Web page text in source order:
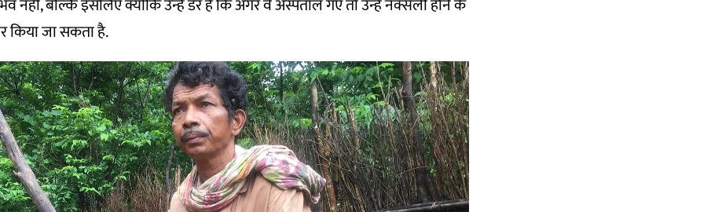
नहीं, बल्कि इसलिए क्योंकि उन्हें डर हैं कि अगर वे अस्पताल गए तो उन्हें नक्सली होने के
किया जा सकता है.